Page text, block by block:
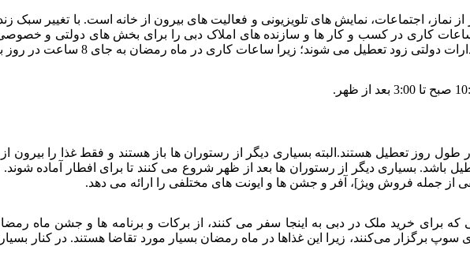
اجتماعات، نمایش های تلویزیونی و فعالیت های بیرون از خانه است. با تغییر
ساعات کاری در کسب و کار ها و سازنده های املاک دبی را برای بخش های دولتی و
می شوند؛ زیرا ساعات کاری در ماه رمضان به جای 8 ساعت در روز به 6 ساعت کاهش یافته است.
طول روز تعطیل هستند.البته بسیاری دیگر از رستوران ها باز هستند و فقط غذا را
باشد. بسیاری دیگر از رستوران ها بعد از ظهر شروع می کنند تا برای افطار آماده
از جمله فروش ویژ]، آفر و جشن ها و ایونت های مختلفی را ارائه می دهد.
که برای خرید ملک در دبی به اینجا سفر می کنند، از برکات و برنامه ها و جشن ماه